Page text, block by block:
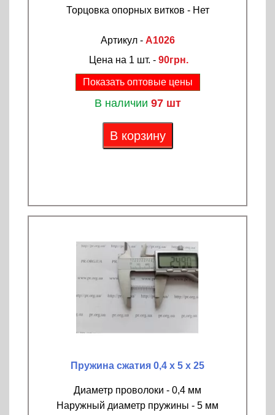
Торцовка опорных витков - Нет
Артикул - A1026
Цена на 1 шт. - 90грн.
Показать оптовые цены
В наличии 97 шт
В корзину
Пружина сжатия 0,4 х 5 х 25
Диаметр проволоки - 0,4 мм
Наружный диаметр пружины - 5 мм